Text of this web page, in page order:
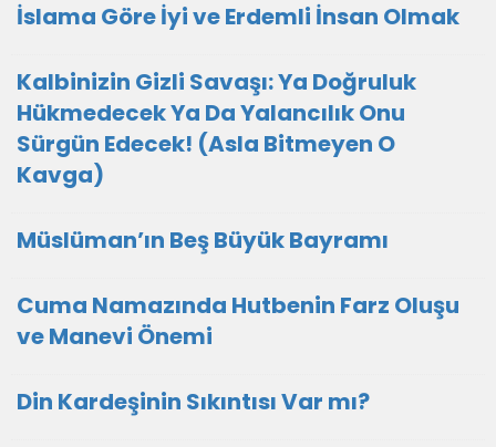
İslama Göre İyi ve Erdemli İnsan Olmak
Kalbinizin Gizli Savaşı: Ya Doğruluk
Hükmedecek Ya Da Yalancılık Onu
Sürgün Edecek! (Asla Bitmeyen O
Kavga)
Müslüman’ın Beş Büyük Bayramı
Cuma Namazında Hutbenin Farz Oluşu
ve Manevi Önemi
Din Kardeşinin Sıkıntısı Var mı?